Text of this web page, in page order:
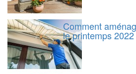
Comment
le printemps 2022